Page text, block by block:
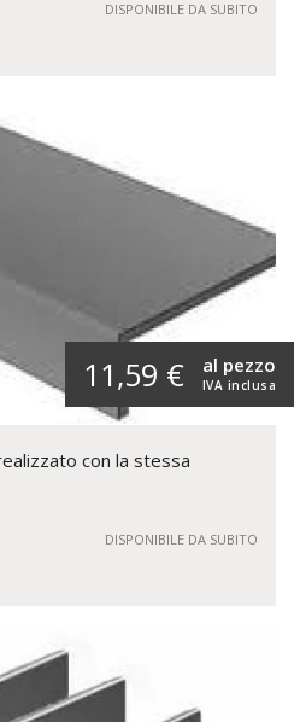
DISPONIBILE DA SUBITO
11,59 € IVA inclusa
al pezzo
con la stessa
DISPONIBILE DA SUBITO